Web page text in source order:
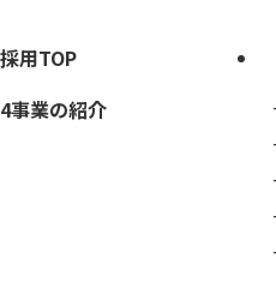
採用TOP
4事業の紹介